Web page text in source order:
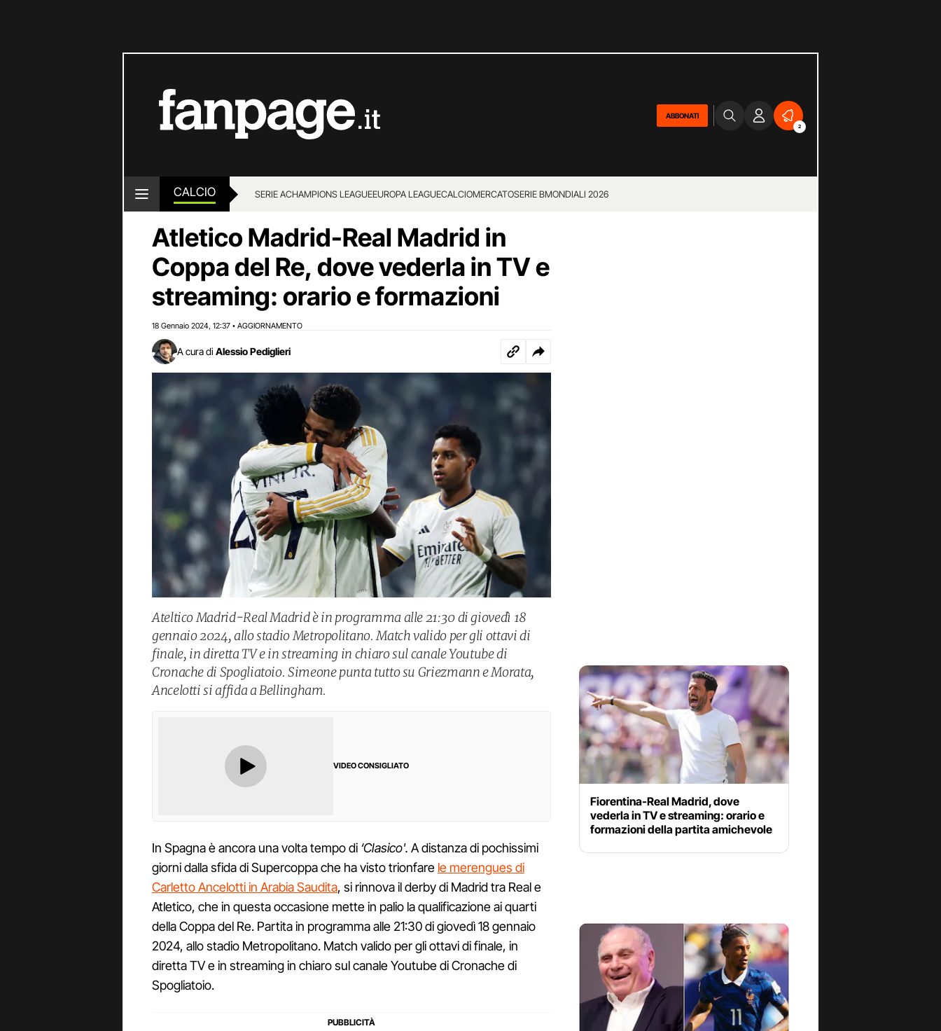
ABBONATI
2
CALCIO SERIE ACHAMPIONS LEAGUEEUROPA LEAGUECALCIOMERCATOSERIE BMONDIALI 2026
Atletico Madrid-Real Madrid in
Coppa del Re, dove vederla in TV e
streaming: orario e formazioni
18 Gennaio 2024 12:37 • AGGIORNAMENTO
A cura di Alessio Pediglieri
Ateltico Madrid-Real Madrid è in programma alle 21:30 di giovedì 18
gennaio 2024, allo stadio Metropolitano. Match valido per gli ottavi di
finale, in diretta TV e in streaming in chiaro sul canale Youtube di
Cronache di Spogliatoio. Simeone punta tutto su Griezmann e Morata,
Ancelotti si affida a Bellingham.
VIDEO CONSIGLIATO
In Spagna è ancora una volta tempo di ‘Clasico'. A distanza di pochissimi
giorni dalla sfida di Supercoppa che ha visto trionfare le merengues di
Carletto Ancelotti in Arabia Saudita, si rinnova il derby di Madrid tra Real e
Atletico, che in questa occasione mette in palio la qualificazione ai quarti
della Coppa del Re. Partita in programma alle 21:30 di giovedì 18 gennaio
2024, allo stadio Metropolitano. Match valido per gli ottavi di finale, in
diretta TV e in streaming in chiaro sul canale Youtube di Cronache di
Spogliatoio.
Fiorentina-Real Madrid, dove
vederla in TV e streaming: orario e
formazioni della partita amichevole